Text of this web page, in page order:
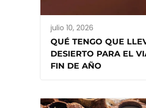
julio 10, 2026
QUÉ TENGO QUE
DESIERTO PARA EL
FIN DE AÑO